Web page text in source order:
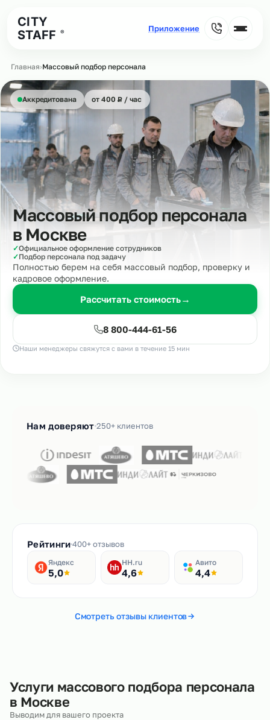
CITY
STAFF
®
Главная›Массовый подбор персонала
Аккредитована от 400 ₽
Р/ час
Массовый подбор персонала
в Москве
✓Официальное оформление сотрудников
✓Подбор персонала под задачу
Полностью берем на себя массовый подбор, проверку и
кадровое оформление.
Рассчитать стоимость→
8 800-444-61-56
Наши менеджеры свяжутся с вами в течение 15 мин
Нам доверяют 250+ клиентов
Рейтинги400+ отзывов
Яндекс
5,0
HH.ru
4,6
Авито
4,4
Смотреть отзывы клиентов
Услуги массового подбора персонала
в Москве
Выводим для вашего проекта